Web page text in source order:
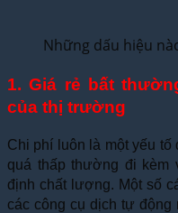
Những dấu hiệu
1. Giá rẻ bất
của thị trường
Chi phí luôn là một yếu tố
quá thấp thường đi kèm
định chất lượng. Một số
các công cụ dịch tự